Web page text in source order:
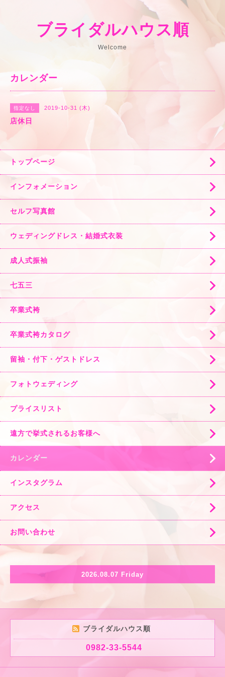
ブライダルハウス順
Welcome
カレンダー
指定なし 2019-10-31 (木)
店休日
トップページ
インフォメーション
セルフ写真館
ウェディングドレス・結婚式衣装
成人式振袖
七五三
卒業式袴
卒業式袴カタログ
留袖・付下・ゲストドレス
フォトウェディング
プライスリスト
遠方で挙式されるお客様へ
カレンダー
インスタグラム
アクセス
お問い合わせ
2026.08.07 Friday
ブライダルハウス順
0982-33-5544